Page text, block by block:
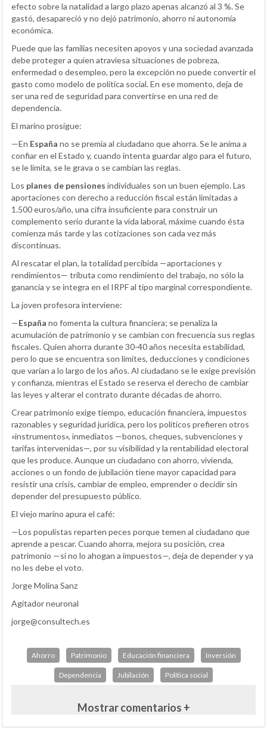
efecto sobre la natalidad a largo plazo apenas alcanzó al 3 %. Se
gastó, desapareció y no dejó patrimonio, ahorro ni autonomía
económica.
Puede que las familias necesiten apoyos y una sociedad avanzada
debe proteger a quien atraviesa situaciones de pobreza,
enfermedad o desempleo, pero la excepción no puede convertir el
gasto como modelo de política social. En ese momento, deja de
ser una red de seguridad para convertirse en una red de
dependencia.
El marino prosigue:
—En España no se premia al ciudadano que ahorra. Se le anima a
confiar en el Estado y, cuando intenta guardar algo para el futuro,
se le limita, se le grava o se cambian las reglas.
Los planes de pensiones individuales son un buen ejemplo. Las
aportaciones con derecho a reducción fiscal están limitadas a
1.500 euros/año, una cifra insuficiente para construir un
complemento serio durante la vida laboral, máxime cuando ésta
comienza más tarde y las cotizaciones son cada vez más
discontinuas.
Al rescatar el plan, la totalidad percibida —aportaciones y
rendimientos— tributa como rendimiento del trabajo, no sólo la
ganancia y se integra en el IRPF al tipo marginal correspondiente.
La joven profesora interviene:
—España no fomenta la cultura financiera; se penaliza la
acumulación de patrimonio y se cambian con frecuencia sus reglas
fiscales. Quien ahorra durante 30-40 años necesita estabilidad,
pero lo que se encuentra son límites, deducciones y condiciones
que varían a lo largo de los años. Al ciudadano se le exige previsión
y confianza, mientras el Estado se reserva el derecho de cambiar
las leyes y alterar el contrato durante décadas de ahorro.
Crear patrimonio exige tiempo, educación financiera, impuestos
razonables y seguridad jurídica, pero los políticos prefieren otros
«instrumentos», inmediatos —bonos, cheques, subvenciones y
tarifas intervenidas—, por su visibilidad y la rentabilidad electoral
que les produce. Aunque un ciudadano con ahorro, vivienda,
acciones o un fondo de jubilación tiene mayor capacidad para
resistir una crisis, cambiar de empleo, emprender o decidir sin
depender del presupuesto público.
El viejo marino apura el café:
—Los populistas reparten peces porque temen al ciudadano que
aprende a pescar. Cuando ahorra, mejora su posición, crea
patrimonio —si no lo ahogan a impuestos—, deja de depender y ya
no les debe el voto.
Jorge Molina Sanz
Agitador neuronal
jorge@consultech.es
Ahorro Patrimonio Educación financiera Inversión
Dependencia Jubilación Política social
Mostrar comentarios +